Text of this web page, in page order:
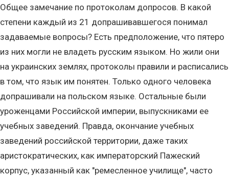
Общее замечание по протоколам допросов. В какой
степени каждый из 21 допрашивавшегося понимал
задаваемые вопросы? Есть предположение, что пятеро
из них могли не владеть русским языком. Но жили они
на украинских землях, протоколы правили и расписались
в том, что язык им понятен. Только одного человека
допрашивали на польском языке. Остальные были
уроженцами Российской империи, выпускниками ее
учебных заведений. Правда, окончание учебных
заведений российской территории, даже таких
аристократических, как императорский Пажеский
корпус, указанный как "ремесленное училище", часто